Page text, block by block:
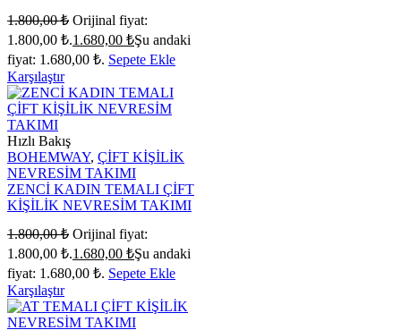
1.800,00₺ Orijinal fiyat:
1.800,00 ₺.1.680,00 ₺Şu andaki
fiyat: 1.680,00 ₺. Sepete Ekle
Karşılaştır
Hızlı Bakış
BOHEMWAY, ÇİFT KİŞİLİK
NEVRESİM TAKIMI
ZENCİ KADIN TEMALI ÇİFT
KİŞİLİK NEVRESİM TAKIMI
1.800,00₺ Orijinal fiyat:
1.800,00 ₺.1.680,00 ₺Şu andaki
fiyat: 1.680,00 ₺. Sepete Ekle
Karşılaştır